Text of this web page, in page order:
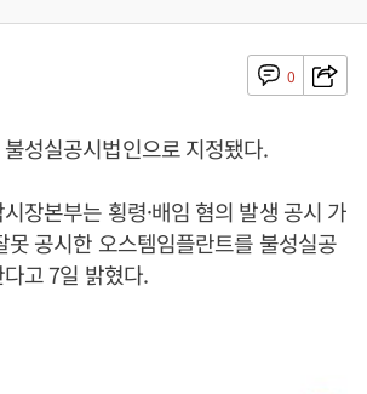
0
성실공시법인으로 지정됐다.
장본부는 횡령·배임 혐의 발생 공시 가
못 공시한 오스템임플란트를 불성실공
고 7일 밝혔다.